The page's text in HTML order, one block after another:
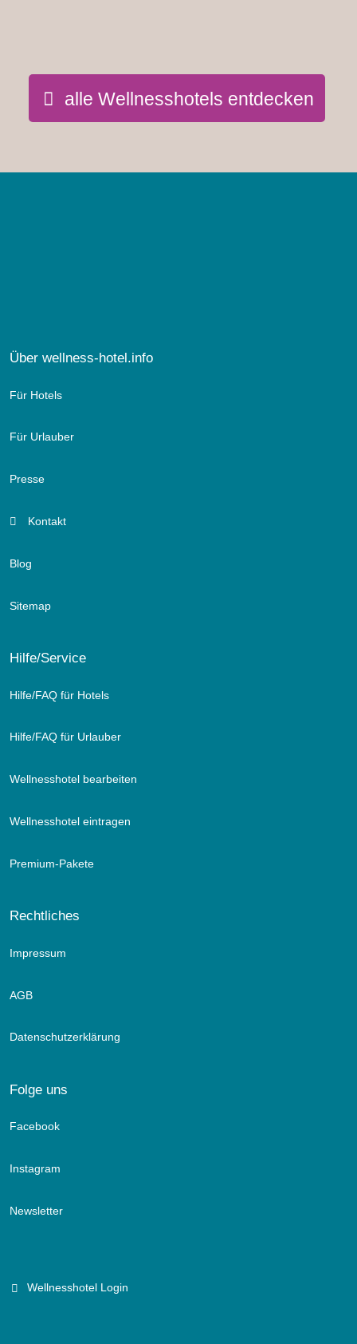
alle Wellnesshotels entdecken
Über wellness-hotel.info
Für Hotels
Für Urlauber
Presse
Kontakt
Blog
Sitemap
Hilfe/Service
Hilfe/FAQ für Hotels
Hilfe/FAQ für Urlauber
Wellnesshotel bearbeiten
Wellnesshotel eintragen
Premium-Pakete
Rechtliches
Impressum
AGB
Datenschutzerklärung
Folge uns
Facebook
Instagram
Newsletter
Wellnesshotel Login